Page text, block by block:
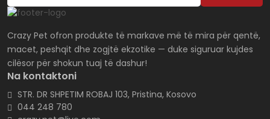
Crazy Pet ofron produkte të markave më të mira për qentë,
macet, peshqit dhe zogjtë ekzotike — duke siguruar kujdes
cilësor për shokun tuaj të dashur!
Na kontaktoni
STR. DR SHPETIM ROBAJ 103, Pristina, Kosovo
044 248 780